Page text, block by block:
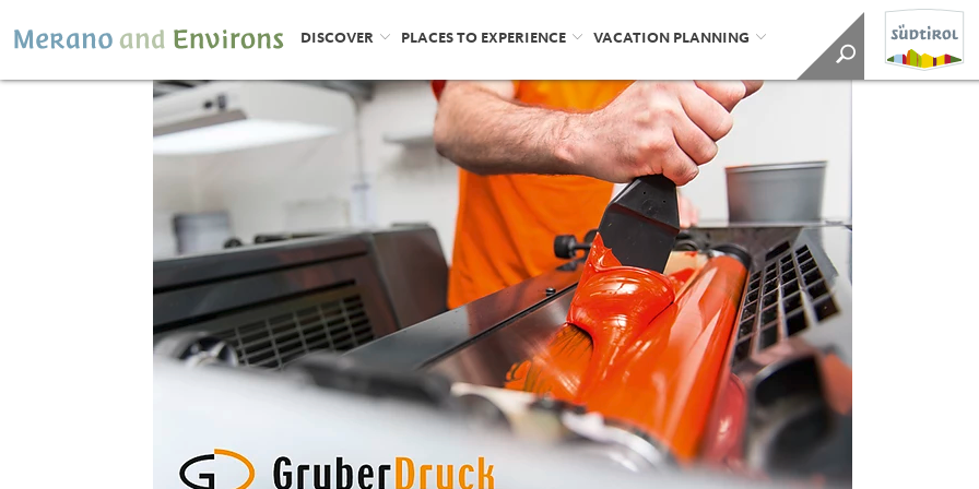
DISCOVER PLACES TO EXPERIENCE VACATION PLANNING